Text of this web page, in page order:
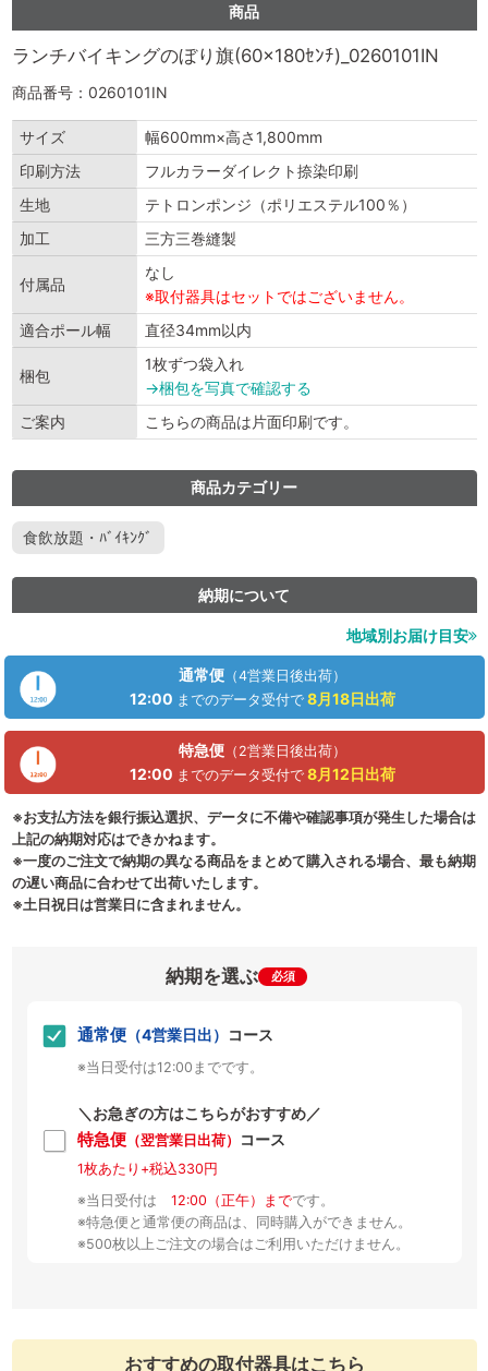
商品
ランチバイキングのぼり旗(60×180ｾﾝﾁ)_0260101IN
商品番号：0260101IN
サイズ
幅600mm×高さ1,800mm
印刷方法
フルカラーダイレクト捺染印刷
生地
テトロンポンジ（ポリエステル100％）
加工
三方三巻縫製
付属品
なし
※取付器具はセットではございません。
適合ポール幅
直径34mm以内
梱包
1枚ずつ袋入れ
→梱包を写真で確認する
ご案内
こちらの商品は片面印刷です。
商品カテゴリー
食飲放題・ﾊﾞｲｷﾝｸﾞ
納期について
地域別お届け目安
通常便 （4営業日後出荷）
12:00 までのデータ受付で 8月18日出荷
特急便 （2営業日後出荷）
12:00 までのデータ受付で 8月12日 出荷
※お支払方法を銀行振込選択、データに不備や確認事項が発生した場合は
上記の納期対応はできかねます。
※一度のご注文で納期の異なる商品をまとめて購入される場合、最も納期
の遅い商品に合わせて出荷いたします。
※土日祝日は営業日に含まれません。
納期を選ぶ 必須
通常便（4営業日出） コース
※当日受付は12:00までです。
＼お急ぎの方はこちらがおすすめ／
特急便 （翌営業日出荷） コース
1枚あたり+税込330円
※当日受付は 12:00（正午）までです。
※特急便と通常便の商品は、同時購入ができません。
※500枚以上ご注文の場合はご利用いただけません。
おすすめの取付器具はこちら